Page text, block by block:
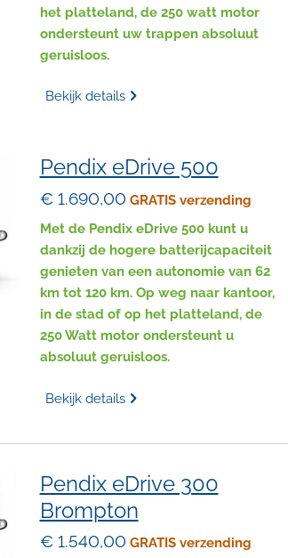
het platteland, de 250 watt motor
ondersteunt uw trappen absoluut
geruisloos.
Bekijk details
Pendix eDrive 500
€ 1.690,00 GRATIS verzending
Met de Pendix eDrive 500 kunt u
dankzij de hogere batterijcapaciteit
genieten van een autonomie van 62
km tot 120 km. Op weg naar kantoor,
in de stad of op het platteland, de
250 Watt motor ondersteunt u
absoluut geruisloos.
Bekijk details
Pendix eDrive 300
Brompton
€ 1.540,00 GRATIS verzending